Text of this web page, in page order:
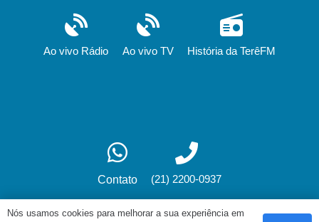
Ao vivo Rádio Ao vivo TV História da TerêFM
Contato (21) 2200-0937
Nós usamos cookies para melhorar a sua experiência em